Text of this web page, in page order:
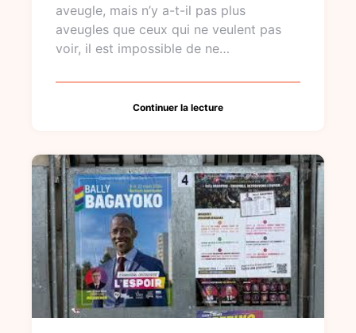
aveugle, mais n’y a-t-il pas plus
aveugles que ceux qui ne veulent pas
voir, il est impossible de ne…
Continuer la lecture